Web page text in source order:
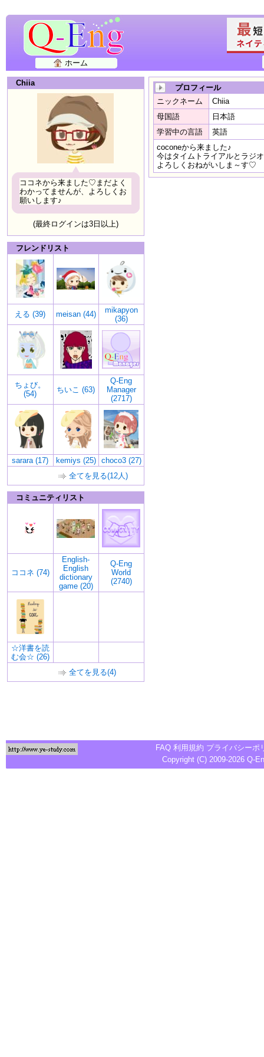
ホーム
Chiia
ココネから来ました♡まだよく
わかってませんが、よろしくお
願いします♪
(最終ログインは3日以上)
フレンドリスト
える (39) meisan (44)
mikapyon
(36)
ちょび。
(54)
ちいこ (63)
Q-Eng
Manager
(2717)
sarara (17) kemiys (25)
choco3 (27)
全てを見る(12人)
コミュニティリスト
ココネ (74)
English-
English
dictionary
game (20)
Q-Eng
World
(2740)
☆洋書を読
む会☆ (26)
全てを見る(4)
プロフィール
ニックネーム
Chiia
母国語
日本語
学習中の言語
英語
coconeから来ました♪
今はタイムトライアルとラジ
よろしくおねがいしま～す♡
FAQ 利用規約 プライバシーポ
Copyright (C) 2009-2026 Q-